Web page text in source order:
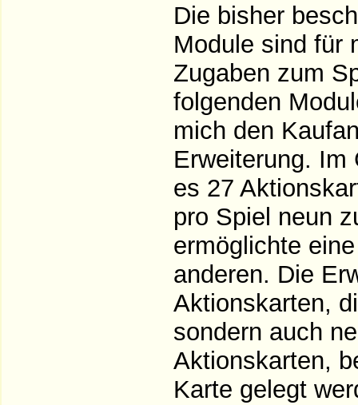
Die bisher
Module sind für
Zugaben zum
folgenden
mich den
Erweiterung. Im
es 27
pro Spiel neun
ermöglichte
anderen. Die
Aktionskarten,
sondern auch
Aktionskarten,
Karte gelegt